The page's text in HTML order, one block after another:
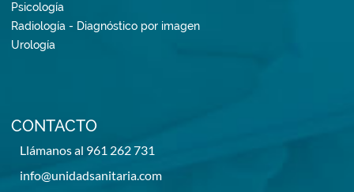
Psicología
Radiología - Diagnóstico por imagen
Urología
CONTACTO
Llámanos al 961 262 731
info@unidadsanitaria.com